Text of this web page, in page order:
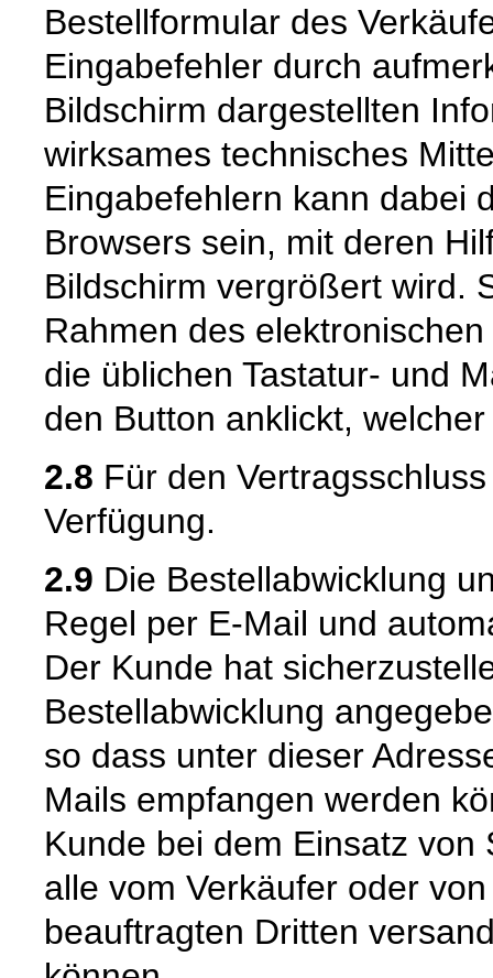
Bestellformular des
Eingabefehler durch
Bildschirm dargestellten
wirksames technisches
Eingabefehlern kann dabei
Browsers sein, mit deren
Bildschirm vergrößert wird.
Rahmen des
die üblichen Tastatur- und
den Button anklickt,
2.8 Für den
Verfügung.
2.9 Die Bestellabwicklung
Regel per E-Mail und
Der Kunde hat
Bestellabwicklung
so dass unter dieser
Mails empfangen werden
Kunde bei dem Einsatz
alle vom Verkäufer oder
beauftragten Dritten